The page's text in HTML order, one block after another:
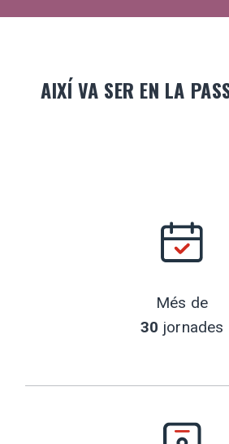
AIXÍ VA SER EN LA
Més de
30 jornades